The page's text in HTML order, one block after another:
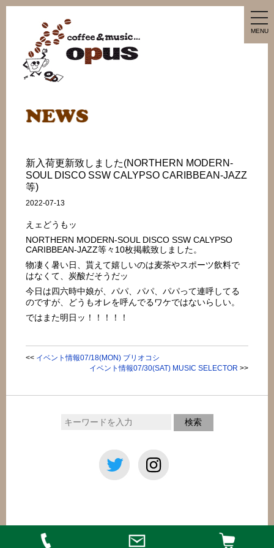
MENU
新入荷更新致しました(NORTHERN MODERN-
SOUL DISCO SSW CALYPSO CARIBBEAN-JAZZ
等)
2022-07-13
えェどうもッ
NORTHERN MODERN-SOUL DISCO SSW CALYPSO
CARIBBEAN-JAZZ等々10枚掲載致しました。
物凄く暑い日、貰えて嬉しいのは麦茶やスポーツ飲料で
はなくて、炭酸だそうだッ
今日は四六時中娘が、パパ、パパ、パパって連呼してる
のですが、どうもオレを呼んでるワケではないらしい。
ではまた明日ッ！！！！！
<< イベント情報07/18(MON) ブリオコシ
イベント情報07/30(SAT) MUSIC SELECTOR >>